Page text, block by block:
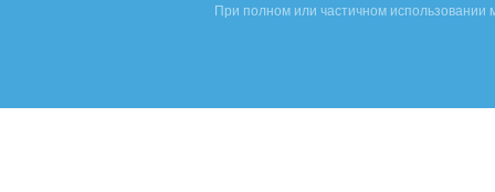
При полном или частичном использовании